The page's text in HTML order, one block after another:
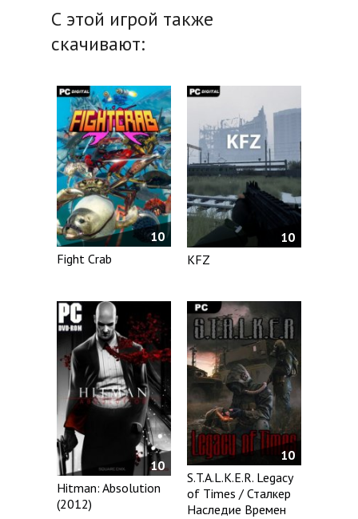
С этой игрой также
скачивают:
10
Fight Crab
10
KFZ
10
Hitman: Absolution
(2012)
10
S.T.A.L.K.E.R. Legacy
of Times / Сталкер
Наследие Времен